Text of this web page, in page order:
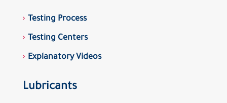
Testing Process
Testing Centers
Explanatory Videos
Lubricants